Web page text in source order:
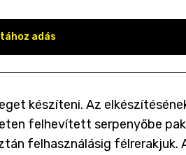
adás
készíteni. Az
felhevített serpenyőbe
felhasználásig félrerakjuk.